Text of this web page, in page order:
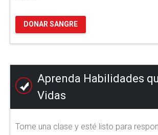
DONAR SANGRE
Aprenda Habilidades
Vidas
Tome una clase y esté listo para